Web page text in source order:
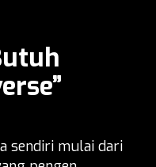
sendiri mulai dari